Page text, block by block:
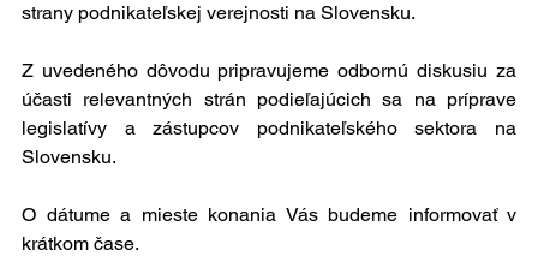
strany podnikateľskej verejnosti na Slovensku.
Z uvedeného dôvodu pripravujeme odbornú diskusiu za
účasti relevantných strán podieľajúcich sa na príprave
legislatívy a zástupcov podnikateľského sektora na
Slovensku.
O dátume a mieste konania Vás budeme informovať v
krátkom čase.